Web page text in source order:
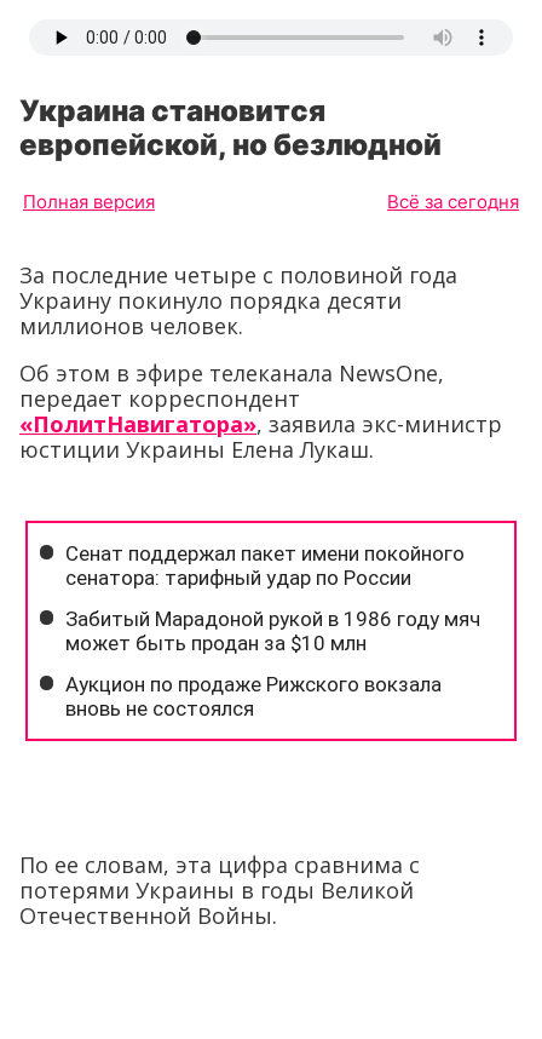
Украина становится
европейской, но безлюдной
Полная версия Всё за сегодня
За последние четыре с половиной года
Украину покинуло порядка десяти
миллионов человек.
Об этом в эфире телеканала NewsOne,
передает корреспондент
«ПолитНавигатора», заявила экс-министр
юстиции Украины Елена Лукаш.
По ее словам, эта цифра сравнима с
потерями Украины в годы Великой
Отечественной Войны.